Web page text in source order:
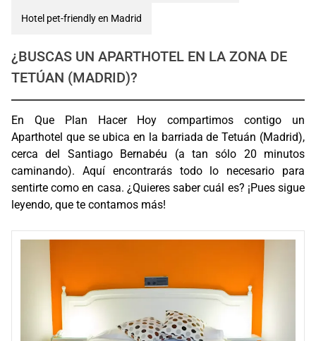
Hotel pet-friendly en Madrid
¿BUSCAS UN APARTHOTEL EN LA ZONA DE
TETÚAN (MADRID)?
En Que Plan Hacer Hoy compartimos contigo un
Aparthotel que se ubica en la barriada de Tetuán (Madrid),
cerca del Santiago Bernabéu (a tan sólo 20 minutos
caminando). Aquí encontrarás todo lo necesario para
sentirte como en casa. ¿Quieres saber cuál es? ¡Pues sigue
leyendo, que te contamos más!